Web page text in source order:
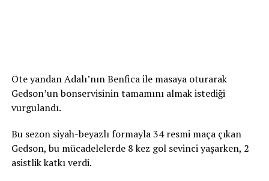
Öte yandan Adalı’nın Benfica ile masaya oturarak
Gedson’un bonservisinin tamamını almak istediği
vurgulandı.
Bu sezon siyah-beyazlı formayla 34 resmi maça çıkan
Gedson, bu mücadelelerde 8 kez gol sevinci yaşarken, 2
asistlik katkı verdi.